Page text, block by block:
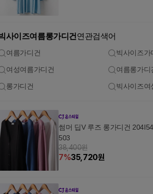
사이즈여름롱가디건 연관검색어
여름가디건 빅사이즈가
여성여름가디건 여름롱가디
롱가디건 빅사이즈여
썸머 딥V 루즈 롱가디건
503
38,400원
7%35,720원